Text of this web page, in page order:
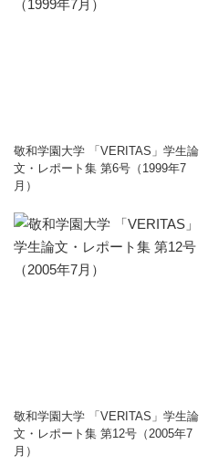
敬和学園大学 「VERITAS」学生論
文・レポート集 第6号（1999年7
月）
敬和学園大学 「VERITAS」学生論
文・レポート集 第12号（2005年7
月）